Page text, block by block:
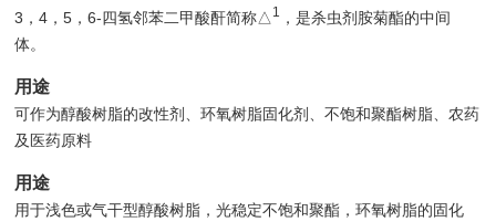
3，4，5，6-四氢邻苯二甲酸酐简称△ 1
，是杀虫剂胺菊酯的中间
体。
用途
可作为醇酸树脂的改性剂、环氧树脂固化剂、不饱和聚酯树脂、农药
及医药原料
用途
用于浅色或气干型醇酸树脂，光稳定不饱和聚酯，环氧树脂的固化